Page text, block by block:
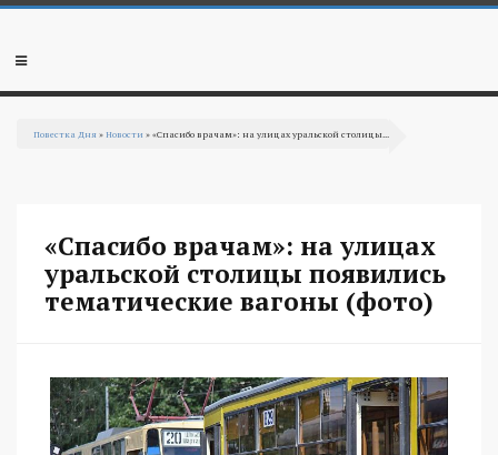
Перейти к основному содержанию
Мобильное
Повестка Дня »Новости » «Спасибо врачам»: на улицах уральской столицы...
«Спасибо врачам»: на улицах
уральской столицы появились
тематические вагоны (фото)